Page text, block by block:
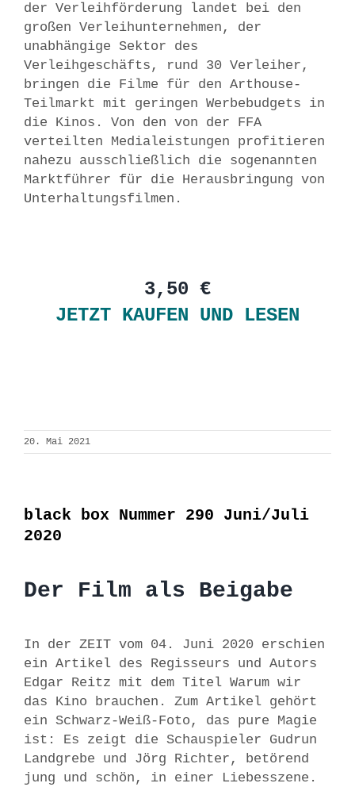
der Verleihförderung landet bei den
großen Verleihunternehmen, der
unabhängige Sektor des
Verleihgeschäfts, rund 30 Verleiher,
bringen die Filme für den Arthouse-
Teilmarkt mit geringen Werbebudgets in
die Kinos. Von den von der FFA
verteilten Medialeistungen profitieren
nahezu ausschließlich die sogenannten
Marktführer für die Herausbringung von
Unterhaltungsfilmen.
3,50 €
JETZT KAUFEN UND LESEN
20. Mai 2021
black box Nummer 290 Juni/Juli
2020
Der Film als Beigabe
In der ZEIT vom 04. Juni 2020 erschien
ein Artikel des Regisseurs und Autors
Edgar Reitz mit dem Titel Warum wir
das Kino brauchen. Zum Artikel gehört
ein Schwarz-Weiß-Foto, das pure Magie
ist: Es zeigt die Schauspieler Gudrun
Landgrebe und Jörg Richter, betörend
jung und schön, in einer Liebesszene.